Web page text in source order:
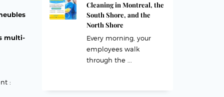
multi-
:
Cleaning in Montreal, the
South Shore, and the
North Shore
Every morning, your
employees walk
through the ...